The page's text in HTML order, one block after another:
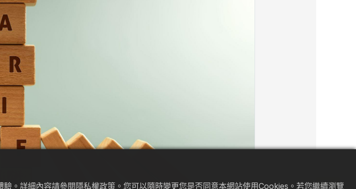
。詳細內容請參閱隱私權政策。您可以隨時變更您是否同意本網站使用Cookies。若您繼續瀏覽